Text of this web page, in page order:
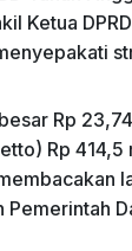
Ketua
Rp
Rp